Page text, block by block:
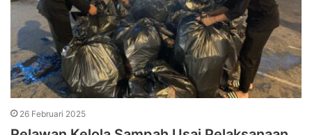
26 Februari 2025